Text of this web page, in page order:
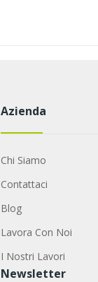
Azienda
Chi Siamo
Contattaci
Blog
Lavora Con Noi
I Nostri Lavori
Newsletter